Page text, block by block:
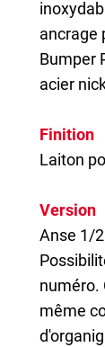
ancrage
Bumper
acier
Finition
Laiton
Version
Anse 1/
numéro.
même